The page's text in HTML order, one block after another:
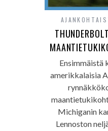
Ensimmäistä
amerikkalaisia
Michiganin
Lennoston